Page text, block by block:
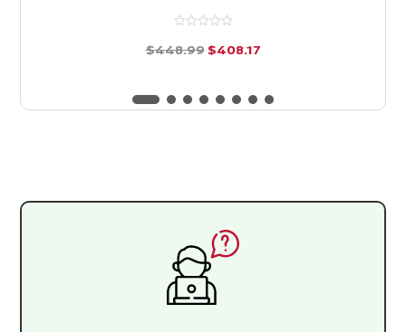
5
$448.99 El
original
$408.17El
actual